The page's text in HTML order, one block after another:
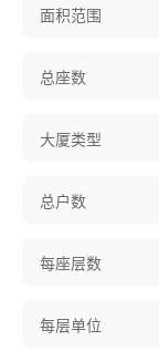
面积范围
总座数
大厦类型
总户数
每座层数
每层单位